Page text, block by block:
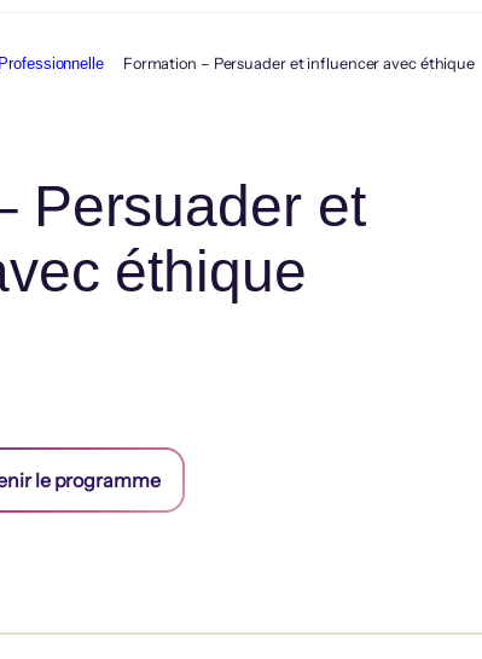
Formation – Persuader et influencer avec éthique
Persuader et
éthique
le programme